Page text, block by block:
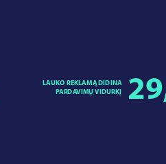
LAUKO REKLAMĄ DIDINA
PARDAVIMŲ VIDURKĮ